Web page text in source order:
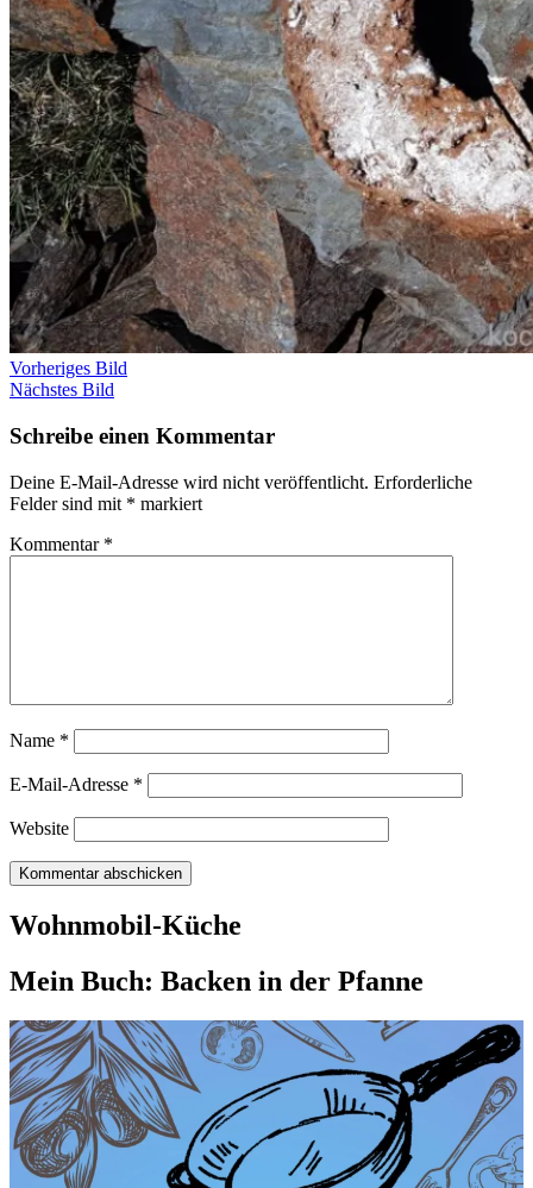
Vorheriges Bild
Nächstes Bild
Schreibe einen Kommentar
Deine E-Mail-Adresse wird nicht veröffentlicht. Erforderliche
Felder sind mit * markiert
Kommentar *
Name *
E-Mail-Adresse *
Website
Wohnmobil-Küche
Mein Buch: Backen in der Pfanne